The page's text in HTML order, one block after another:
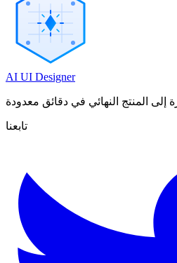
AI UI Designer
تابعنا